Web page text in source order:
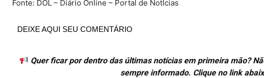
Fonte: DOL – Diário Online – Portal de NotÍcias
DEIXE AQUI SEU COMENTÁRIO
Quer ficar por dentro das últimas notícias em primeira mão?
sempre informado. Clique no link